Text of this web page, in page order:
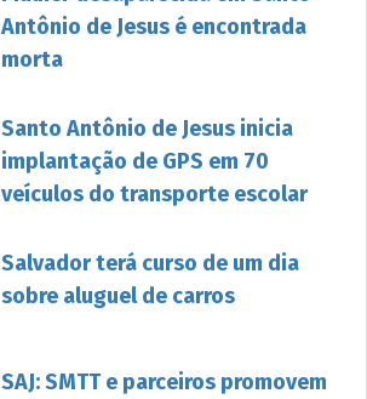
Antônio de Jesus é encontrada
morta
Santo Antônio de Jesus inicia
implantação de GPS em 70
veículos do transporte escolar
Salvador terá curso de um dia
sobre aluguel de carros
SAJ: SMTT e parceiros promovem